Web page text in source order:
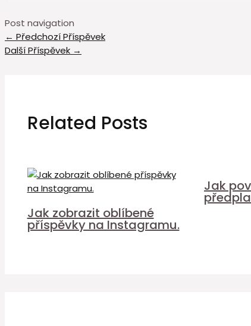
Post navigation
← Předchozí Příspěvek
Další Příspěvek →
Related Posts
Jak zobrazit oblíbené
příspěvky na Instagramu.
Jak